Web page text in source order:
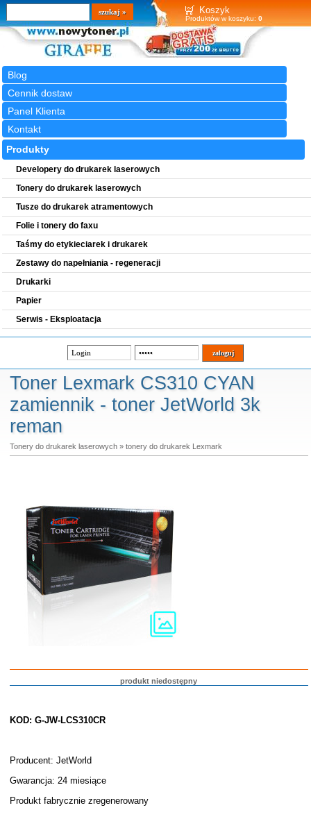
Koszyk
Produktów w koszyku: 0
Blog
Cennik dostaw
Panel Klienta
Kontakt
Wyszukiwarka
szukaj
Produkty
Developery do drukarek laserowych
Tonery do drukarek laserowych
Tusze do drukarek atramentowych
Folie i tonery do faxu
Taśmy do etykieciarek i drukarek
Zestawy do napełniania - regeneracji
Drukarki
Papier
Serwis - Eksploatacja
Toner Lexmark CS310 CYAN
zamiennik - toner JetWorld 3k
reman
Tonery do drukarek laserowych» tonery do drukarek Lexmark
produkt niedostępny
KOD: G-JW-LCS310CR
Producent: JetWorld
Gwarancja: 24 miesiące
Produkt fabrycznie zregenerowany